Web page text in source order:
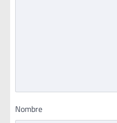
Nombre